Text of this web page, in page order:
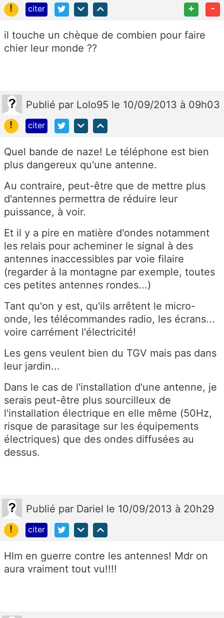
!
citer + -
il touche un chèque de combien pour faire
chier leur monde ??
Publié par Lolo95 le 10/09/2013 à 09h03
!
citer
Quel bande de naze! Le téléphone est bien
plus dangereux qu'une antenne.
Au contraire, peut-être que de mettre plus
d'antennes permettra de réduire leur
puissance, à voir.
Et il y a pire en matière d'ondes notamment
les relais pour acheminer le signal à des
antennes inaccessibles par voie filaire
(regarder à la montagne par exemple, toutes
ces petites antennes rondes...)
Tant qu'on y est, qu'ils arrêtent le micro-
onde, les télécommandes radio, les écrans...
voire carrément l'électricité!
Les gens veulent bien du TGV mais pas dans
leur jardin...
Dans le cas de l'installation d'une antenne, je
serais peut-être plus sourcilleux de
l'installation électrique en elle même (50Hz,
risque de parasitage sur les équipements
électriques) que des ondes diffusées au
dessus.
Publié par Dariel le 10/09/2013 à 20h29
!
citer
Hlm en guerre contre les antennes! Mdr on
aura vraiment tout vu!!!!